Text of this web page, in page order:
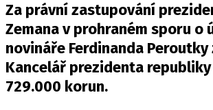
OSOBNÍ ÚDAJE /
VOLNÁ MÍSTA
Za právní zastupování
Zemana v prohraném sporu o
novináře Ferdinanda
Kancelář prezidenta republiky
729.000 korun.